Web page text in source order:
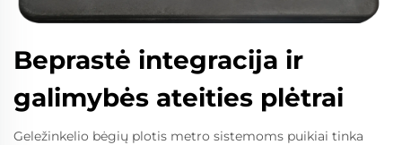
Beprastė integracija ir
galimybės ateities plėtrai
Geležinkelio bėgių plotis metro sistemoms puikiai tinka